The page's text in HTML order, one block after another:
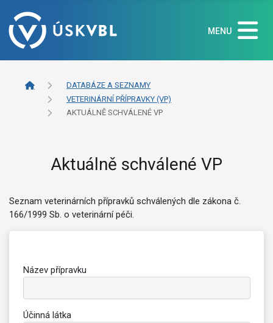
MENU
DATABÁZE A SEZNAMY
VETERINÁRNÍ PŘÍPRAVKY (VP)
AKTUÁLNĚ SCHVÁLENÉ VP
Aktuálně schválené VP
Seznam veterinárních přípravků schválených dle zákona č.
166/1999 Sb. o veterinární péči.
Název přípravku
Účinná látka